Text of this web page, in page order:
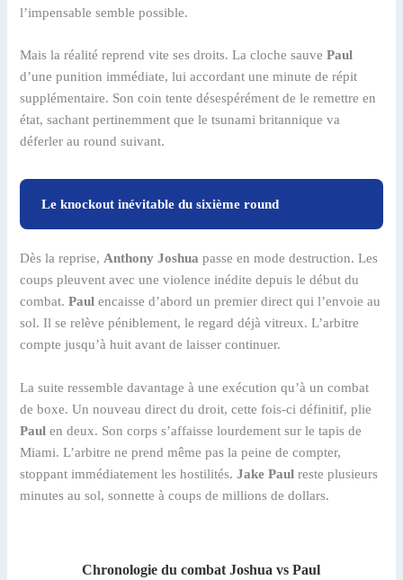
l’impensable semble possible.
Mais la réalité reprend vite ses droits. La cloche sauvePaul
d’une punition immédiate, lui accordant une minute de répit
supplémentaire. Son coin tente désespérément de le remettre en
état, sachant pertinemment que le tsunami britannique va
déferler au round suivant.
Le knockout inévitable du sixième round
Dès la reprise,Anthony Joshua passe en mode destruction. Les
coups pleuvent avec une violence inédite depuis le début du
combat.Paul encaisse d’abord un premier direct qui l’envoie au
sol. Il se relève péniblement, le regard déjà vitreux. L’arbitre
compte jusqu’à huit avant de laisser continuer.
La suite ressemble davantage à une exécution qu’à un combat
de boxe. Un nouveau direct du droit, cette fois-ci définitif, plie
Paul en deux. Son corps s’affaisse lourdement sur le tapis de
Miami. L’arbitre ne prend même pas la peine de compter,
stoppant immédiatement les hostilités.Jake Paul reste plusieurs
minutes au sol, sonnette à coups de millions de dollars.
Chronologie du combat Joshua vs Paul